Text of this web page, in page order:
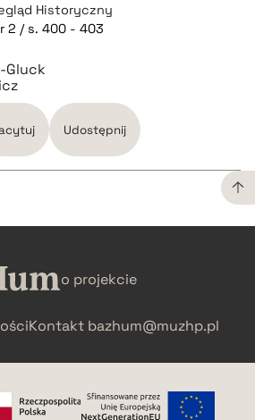
Historyczny
2 / s. 400 - 403
Gluck
Udostępnij
o projekcie
Kontakt bazhum@muzhp.pl